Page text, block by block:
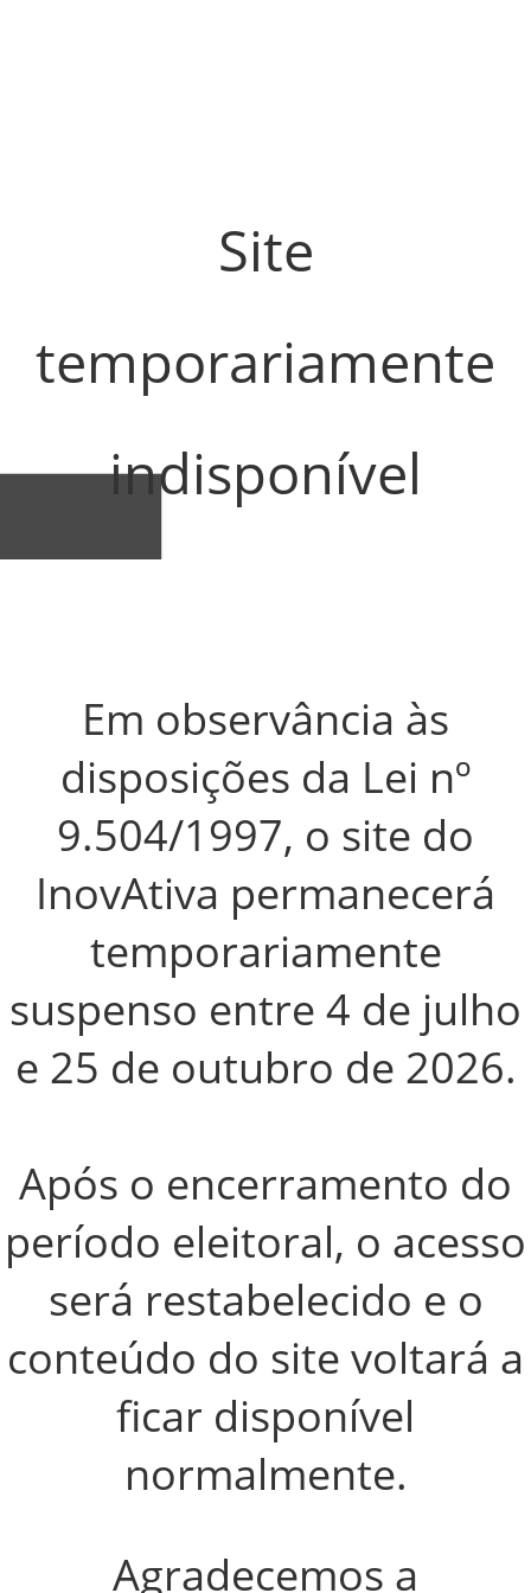
Site
temporariamente
indisponível
Em observância às
disposições da Lei nº
9.504/1997, o site do
InovAtiva permanecerá
temporariamente
suspenso entre 4 de julho
e 25 de outubro de 2026.
Após o encerramento do
período eleitoral, o acesso
será restabelecido e o
conteúdo do site voltará a
ficar disponível
normalmente.
Agradecemos a